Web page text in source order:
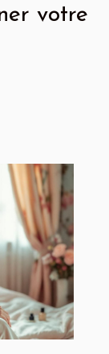
votre